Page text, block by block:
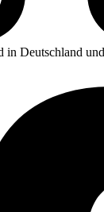
in Deutschland